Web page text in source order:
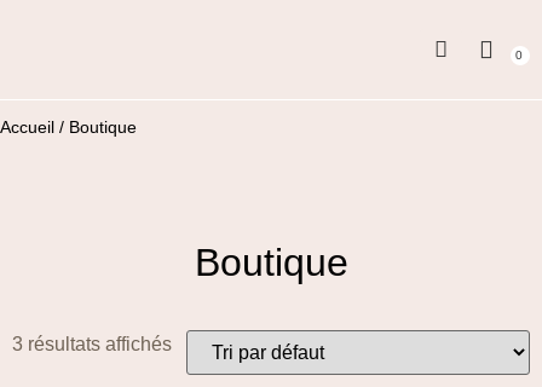
0
Accueil / Boutique
Boutique
3 résultats affichés